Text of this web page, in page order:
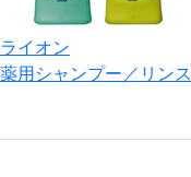
ライオン
薬用シャンプー／リンス